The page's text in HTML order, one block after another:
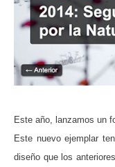
Este año, lanzamos un
Este nuevo ejemplar
diseño que los